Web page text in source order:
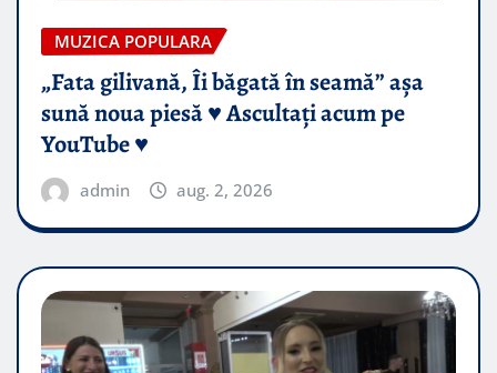
MUZICA POPULARA
„Fata gilivană, Îi băgată în seamă” așa
sună noua piesă ♥️ Ascultați acum pe
YouTube ♥️
admin aug. 2, 2026